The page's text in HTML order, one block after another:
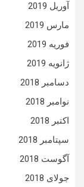
آوریل 2019
مارس 2019
فوریه 2019
ژانویه 2019
دسامبر 2018
نوامبر 2018
اکتبر 2018
سپتامبر 2018
آگوست 2018
جولای 2018